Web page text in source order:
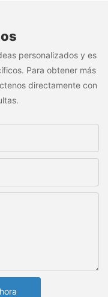
personalizados y es
Para obtener más
directamente con